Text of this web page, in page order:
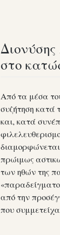
στο
Από τα μέσα
συζήτηση κατά
και, κατά
διαμορφώνεται
πρώιμως
των ηθών της
από την
που